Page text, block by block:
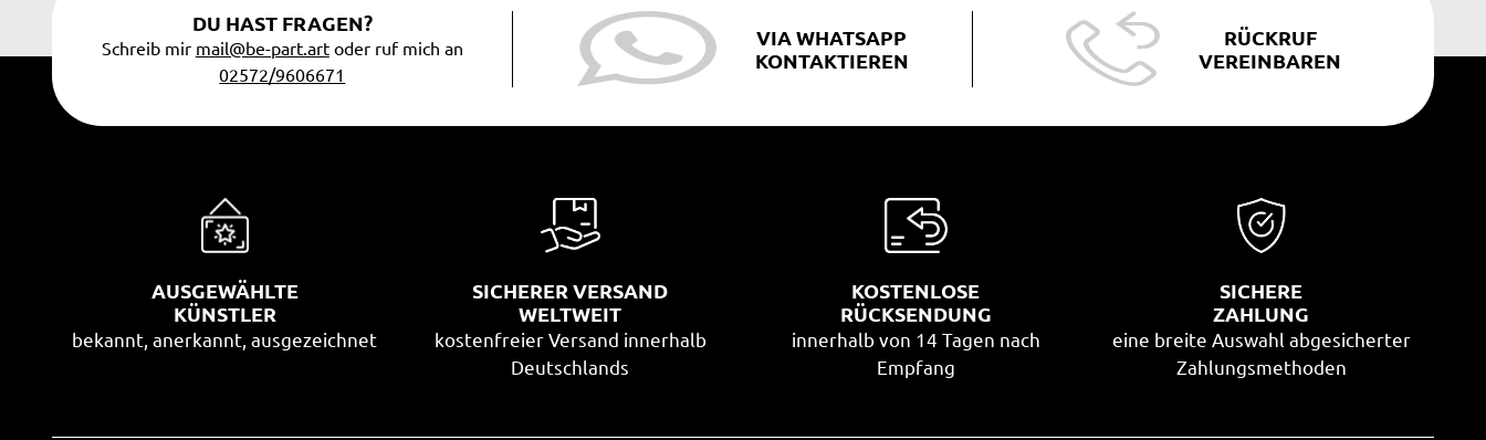
DU HAST FRAGEN?
Schreib mir mail@be-part.artoder ruf mich an
02572/9606671
VIA WHATSAPP
KONTAKTIEREN
RÜCKRUF
VEREINBAREN
AUSGEWÄHLTE
KÜNSTLER
bekannt, anerkannt, ausgezeichnet
SICHERER VERSAND
WELTWEIT
kostenfreier Versand innerhalb
Deutschlands
KOSTENLOSE
RÜCKSENDUNG
innerhalb von 14 Tagen nach
Empfang
SICHERE
ZAHLUNG
eine breite Auswahl abgesicherter
Zahlungsmethoden